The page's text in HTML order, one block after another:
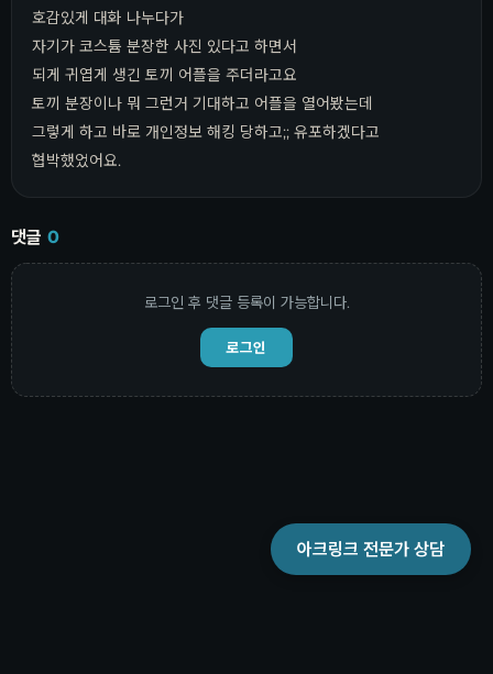
호감있게 대화 나누다가
자기가 코스튬 분장한 사진 있다고 하면서
되게 귀엽게 생긴 토끼 어플을 주더라고요
토끼 분장이나 뭐 그런거 기대하고 어플을 열어봤는데
그렇게 하고 바로 개인정보 해킹 당하고;; 유포하겠다고
협박했었어요.
댓글 0
로그인 후 댓글 등록이 가능합니다.
로그인
아크링크 전문가 상담